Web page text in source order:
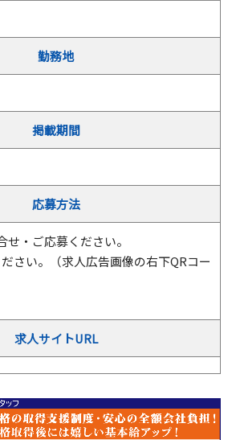
勤務地
掲載期間
応募方法
せ・ご応募ください。
さい。（求人広告画像の右下QRコー
求人サイトURL